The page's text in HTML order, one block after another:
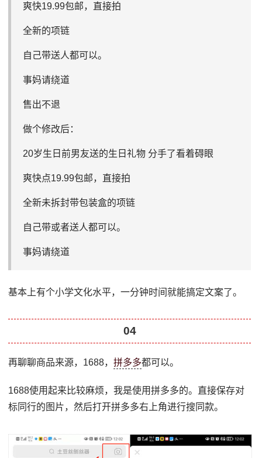
爽快19.99包邮，直接拍
全新的项链
自己带送人都可以。
事妈请绕道
售出不退
做个修改后：
20岁生日前男友送的生日礼物 分手了看着碍眼
爽快点19.99包邮，直接拍
全新未拆封带包装盒的项链
自己带或者送人都可以。
事妈请绕道
基本上有个小学文化水平，一分钟时间就能搞定文案了。
04
再聊聊商品来源，1688，拼多多都可以。
1688使用起来比较麻烦，我是使用拼多多的。直接保存对
标同行的图片，然后打开拼多多右上角进行搜同款。